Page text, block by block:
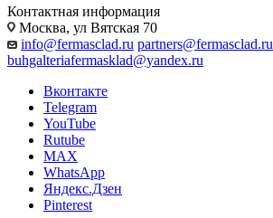
Контактная информация
Москва, ул Вятская 70
info@fermasclad.ru partners@fermasclad.ru
buhgalteriafermasklad@yandex.ru
Вконтакте
Telegram
YouTube
Rutube
MAX
WhatsApp
Яндекс.Дзен
Pinterest